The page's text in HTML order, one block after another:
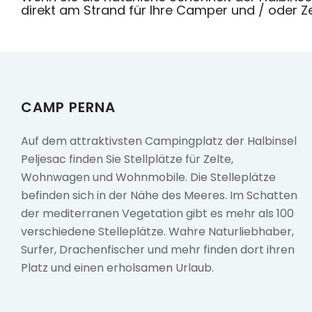
direkt am Strand für Ihre Camper und / oder
CAMP PERNA
Auf dem attraktivsten Campingplatz der Halbinsel
Peljesac finden Sie Stellplätze für Zelte,
Wohnwagen und Wohnmobile. Die Stelleplätze
befinden sich in der Nähe des Meeres. Im Schatten
der mediterranen Vegetation gibt es mehr als 100
verschiedene Stelleplätze. Wahre Naturliebhaber,
Surfer, Drachenfischer und mehr finden dort ihren
Platz und einen erholsamen Urlaub.